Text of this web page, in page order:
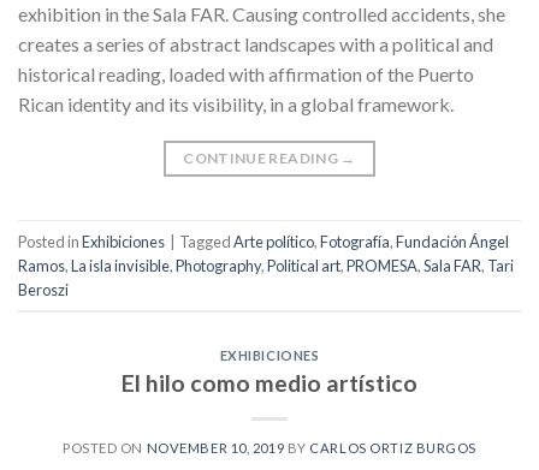
exhibition in the Sala FAR. Causing controlled accidents, she
creates a series of abstract landscapes with a political and
historical reading, loaded with affirmation of the Puerto
Rican identity and its visibility, in a global framework.
CONTINUE READING →
Posted inExhibiciones TaggedArte político,Fotografía,Fundación Ángel
Ramos,La isla invisible,Photography,Political art,PROMESA,Sala FAR, Tari
Beroszi
EXHIBICIONES
El hilo como medio artístico
POSTED ON NOVEMBER 10, 2019 BY CARLOS ORTIZ BURGOS